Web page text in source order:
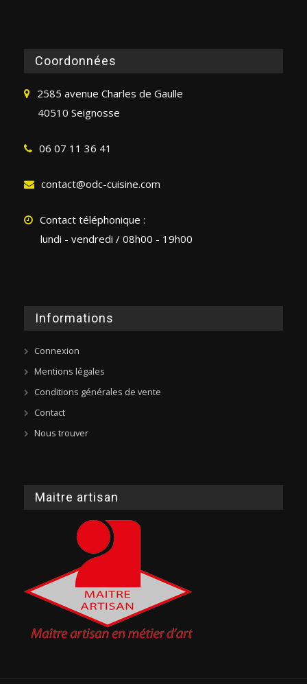
Coordonnées
2585 avenue Charles de Gaulle
40510 Seignosse
06 07 11 36 41
contact@odc-cuisine.com
Contact téléphonique :
lundi - vendredi / 08h00 - 19h00
Informations
Connexion
Mentions légales
Conditions générales de vente
Contact
Nous trouver
Maitre artisan